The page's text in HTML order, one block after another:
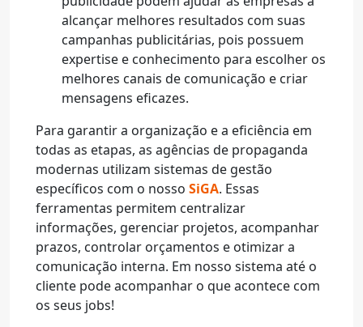
alcançar melhores resultados com suas
campanhas publicitárias, pois possuem
expertise e conhecimento para escolher os
melhores canais de comunicação e criar
mensagens eficazes.
Para garantir a organização e a eficiência em
todas as etapas, as agências de propaganda
modernas utilizam sistemas de gestão
específicos com o nosso SiGA. Essas
ferramentas permitem centralizar
informações, gerenciar projetos, acompanhar
prazos, controlar orçamentos e otimizar a
comunicação interna. Em nosso sistema até o
cliente pode acompanhar o que acontece com
os seus jobs!